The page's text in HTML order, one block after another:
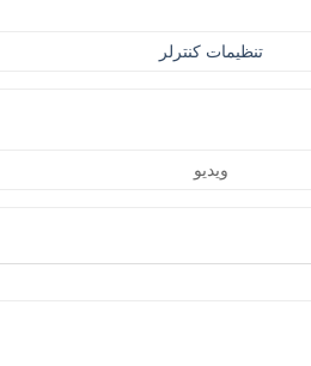
تنظیمات کنترلر
ویدیو